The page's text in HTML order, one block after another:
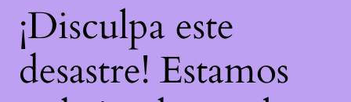
¡Disculpa este
desastre! Estamos